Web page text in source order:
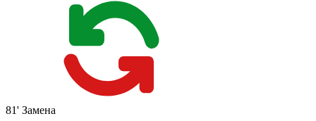
81' Замена